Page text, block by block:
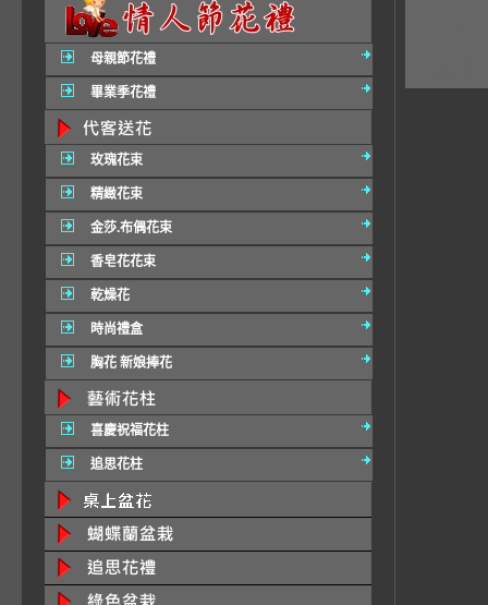
母親節花禮
畢業季花禮
玫瑰花束
精緻花束
金莎.布偶花束
香皂花花束
乾燥花
時尚禮盒
胸花 新娘捧花
喜慶祝福花柱
追思花柱